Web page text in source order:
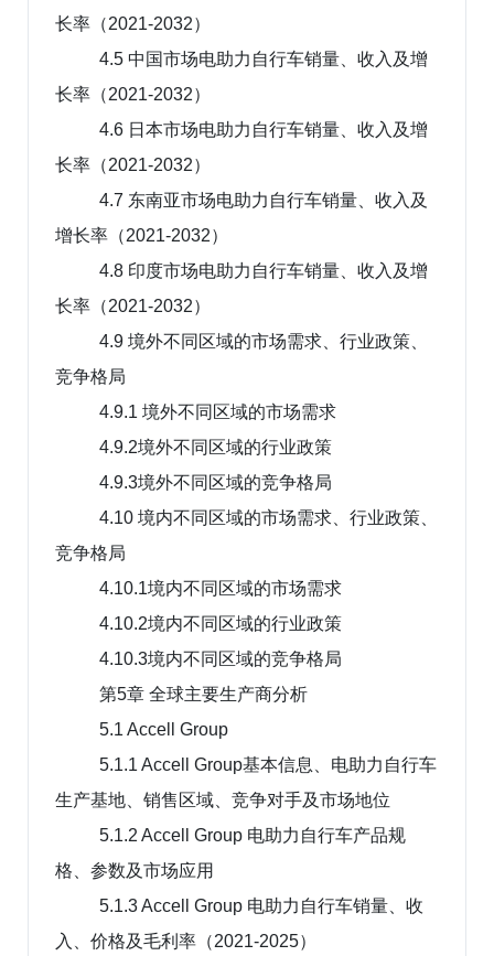
长率（2021-2032）
4.5 中国市场电助力自行车销量、收入及增
长率（2021-2032）
4.6 日本市场电助力自行车销量、收入及增
长率（2021-2032）
4.7 东南亚市场电助力自行车销量、收入及
增长率（2021-2032）
4.8 印度市场电助力自行车销量、收入及增
长率（2021-2032）
4.9 境外不同区域的市场需求、行业政策、
竞争格局
4.9.1 境外不同区域的市场需求
4.9.2境外不同区域的行业政策
4.9.3境外不同区域的竞争格局
4.10 境内不同区域的市场需求、行业政策、
竞争格局
4.10.1境内不同区域的市场需求
4.10.2境内不同区域的行业政策
4.10.3境内不同区域的竞争格局
第5章 全球主要生产商分析
5.1 Accell Group
5.1.1 Accell Group基本信息、电助力自行车
生产基地、销售区域、竞争对手及市场地位
5.1.2 Accell Group 电助力自行车产品规
格、参数及市场应用
5.1.3 Accell Group 电助力自行车销量、收
入、价格及毛利率（2021-2025）